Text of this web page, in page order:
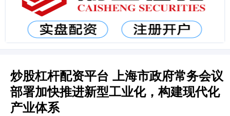
炒股杠杆配资平台 上海市政府常务会议
部署加快推进新型工业化，构建现代化
产业体系